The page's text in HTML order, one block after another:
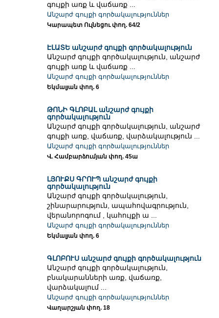
գույքի առք և վաճառք ...
Անշարժ գույքի գործակալություններ
Կարապետ Ուլնեցու փող. 64/2
ԷԼԱՏԵ անշարժ գույքի գործակալություն
Անշարժ գույքի գործակալություն, անշարժ
գույքի առք և վաճառք ...
Անշարժ գույքի գործակալություններ
Եկմալյան փող. 6
ԹՈՆԻ ԳԼՈԲԱԼ անշարժ գույքի
գործակալություն
Անշարժ գույքի գործակալություն, անշարժ
գույքի առք, վաճառք, վարձակալություն ...
Անշարժ գույքի գործակալություններ
Վ. Համբարձումյան փող. 45ա
ԼՅՈՒՔՍ ԳՐՈՒՊ անշարժ գույքի
գործակալություն
Անշարժ գույքի գործակալություն,
շինարարություն, ապահովագրություն,
վերանորոգում , կահույքի ա ...
Անշարժ գույքի գործակալություններ
Եկմալյան փող. 6
ԳԼՈԲՈՒՍ անշարժ գույքի գործակալություն
Անշարժ գույքի գործակալություն,
բնակարանների առք, վաճառք,
վարձակալում ...
Անշարժ գույքի գործակալություններ
Վաղարշյան փող. 18